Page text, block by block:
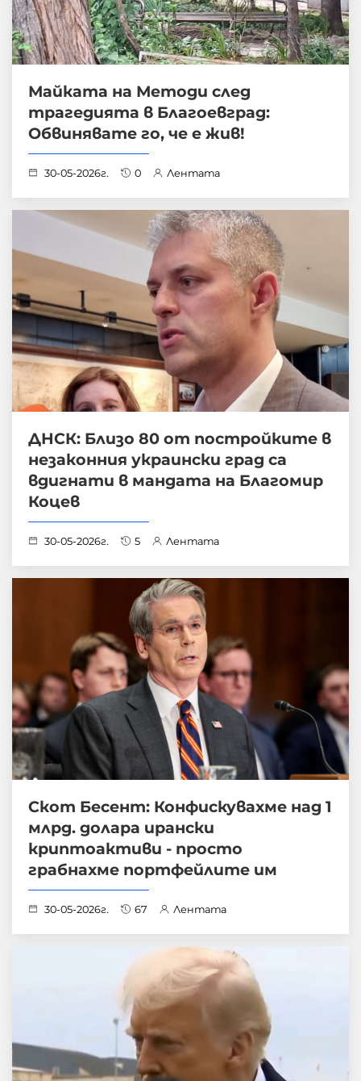
Майката на Методи след
трагедията в Благоевград:
Обвинявате го, че е жив!
30-05-2026г. 0 Лентата
ДНСК: Близо 80 от постройките в
незаконния украински град са
вдигнати в мандата на Благомир
Коцев
30-05-2026г. 5 Лентата
Скот Бесент: Конфискувахме над 1
млрд. долара ирански
криптоактиви - просто
грабнахме портфейлите им
30-05-2026г. 67 Лентата